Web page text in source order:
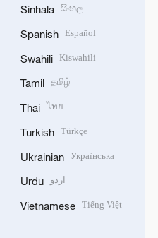
Sinhala සිංහල
Spanish Español
Swahili Kiswahili
Tamil தமிழ்
Thai ไทย
Turkish Türkçe
Ukrainian Українська
Urdu اردو
Vietnamese Tiếng Việt